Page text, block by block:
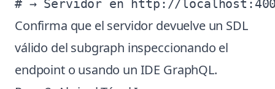
Confirma que el servidor devuelve un SDL
válido del subgraph inspeccionando el
endpoint o usando un IDE GraphQL.